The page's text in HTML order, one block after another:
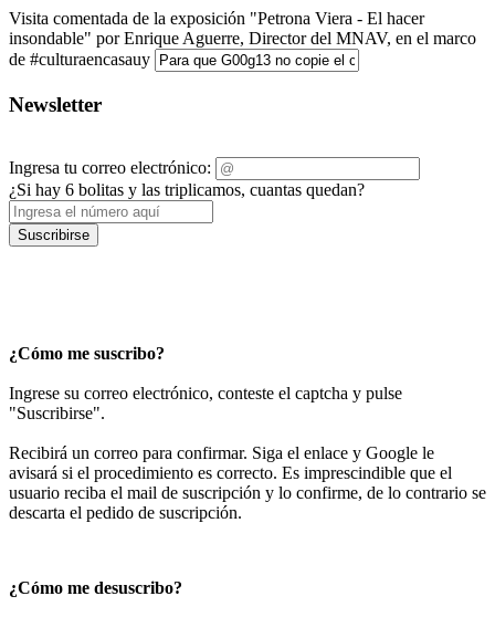
Visita comentada de la exposición "Petrona Viera - El hacer
insondable" por Enrique Aguerre, Director del MNAV, en el marco
de #culturaencasauy
Newsletter
Ingresa tu correo electrónico:
¿Si hay 6 bolitas y las triplicamos, cuantas quedan?
Suscribirse
¿Cómo me suscribo?
Ingrese su correo electrónico, conteste el captcha y pulse
"Suscribirse".
Recibirá un correo para confirmar. Siga el enlace y Google le
avisará si el procedimiento es correcto. Es imprescindible que el
usuario reciba el mail de suscripción y lo confirme, de lo contrario se
descarta el pedido de suscripción.
¿Cómo me desuscribo?